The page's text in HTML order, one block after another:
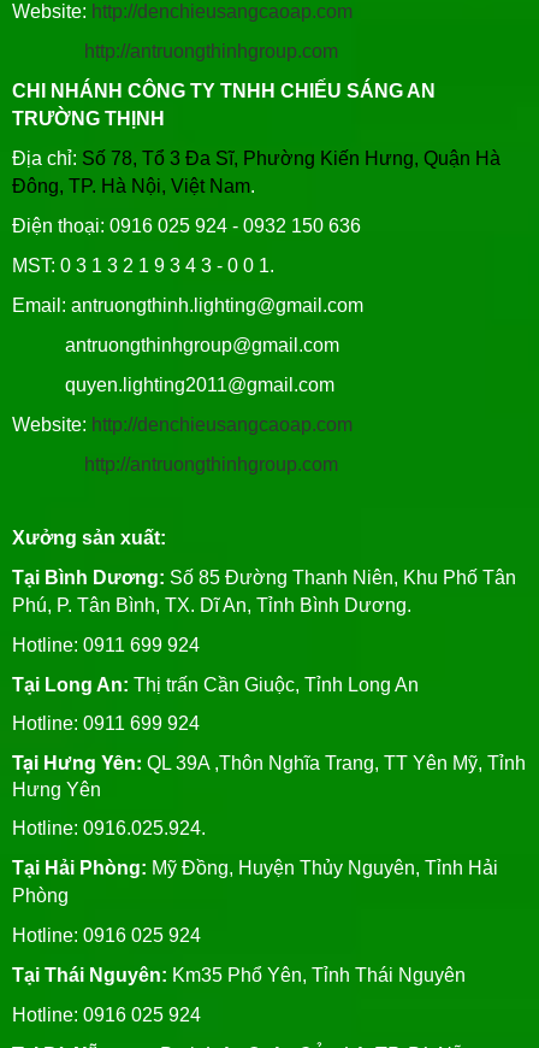
Website: http://denchieusangcaoap.com
http://antruongthinhgroup.com
CHI NHÁNH CÔNG TY TNHH CHIẾU SÁNG AN
TRƯỜNG THỊNH
Địa chỉ: Số 78, Tổ 3 Đa Sĩ, Phường Kiến Hưng, Quận Hà
Đông, TP. Hà Nội, Việt Nam.
Điện thoại: 0916 025 924 - 0932 150 636
MST: 0 3 1 3 2 1 9 3 4 3 - 0 0 1.
Email: antruongthinh.lighting@gmail.com
antruongthinhgroup@gmail.com
quyen.lighting2011@gmail.com
Website: http://denchieusangcaoap.com
http://antruongthinhgroup.com
Xưởng sản xuất:
Tại Bình Dương: Số 85 Đường Thanh Niên, Khu Phố Tân
Phú, P. Tân Bình, TX. Dĩ An, Tỉnh Bình Dương.
Hotline: 0911 699 924
Tại Long An: Thị trấn Cần Giuộc, Tỉnh Long An
Hotline: 0911 699 924
Tại Hưng Yên: QL 39A ,Thôn Nghĩa Trang, TT Yên Mỹ, Tỉnh
Hưng Yên
Hotline: 0916.025.924.
Tại Hải Phòng: Mỹ Đồng, Huyện Thủy Nguyên, Tỉnh Hải
Phòng
Hotline: 0916 025 924
Tại Thái Nguyên: Km35 Phổ Yên, Tỉnh Thái Nguyên
Hotline: 0916 025 924